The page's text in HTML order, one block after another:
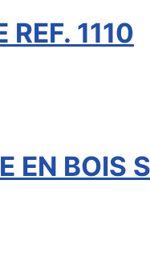
REF. 1110
EN BOIS